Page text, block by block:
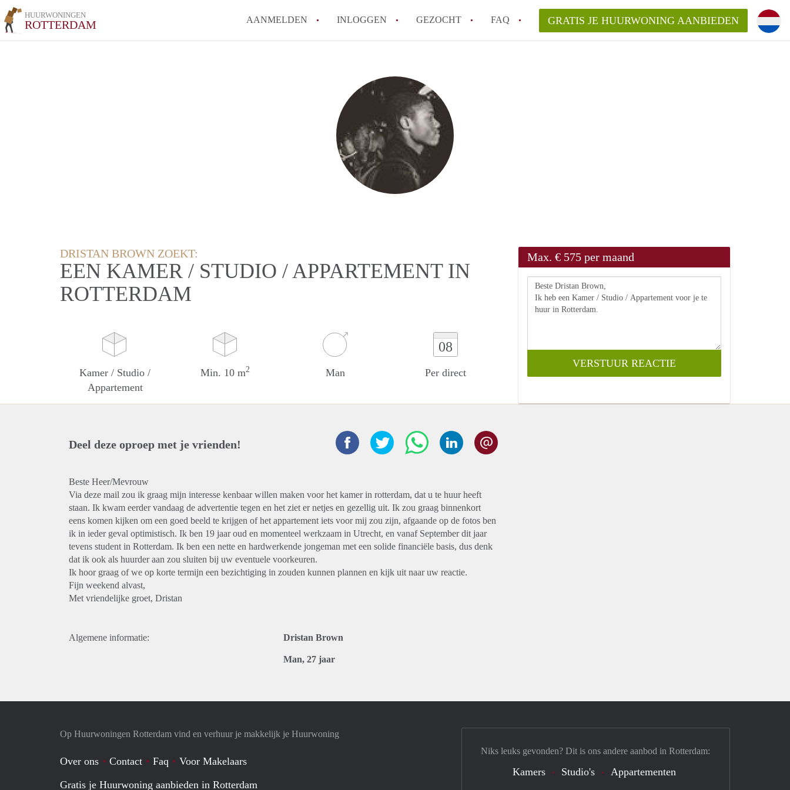
HUURWONINGEN
ROTTERDAM AANMELDEN INLOGGEN GEZOCHT FAQ
How to translate HuurwoningenRotterdam!
Wat is HuurwoningenRotterdam?
Hoeveel kost het om te reageren op een Huurwoning in Rotterdam?
Wat is de privacyverklaring van HuurwoningenRotterdam?
Berekent HuurwoningenRotterdam
makelaarsvergoeding/bemiddelingsvergoeding?
Alle veelgestelde vragen
GRATIS JE HUURWONING AANBIEDEN
DRISTAN BROWN ZOEKT:
EEN KAMER / STUDIO / APPARTEMENT IN
ROTTERDAM
Kamer / Studio /
Appartement
Min. 10 m2 Man
08
Per direct
Max. € 575 per maand
Deel deze oproep met je vrienden!
Beste Heer/Mevrouw
Via deze mail zou ik graag mijn interesse kenbaar willen maken voor het kamer in rotterdam, dat u te huur heeft
staan. Ik kwam eerder vandaag de advertentie tegen en het ziet er netjes en gezellig uit. Ik zou graag binnenkort
eens komen kijken om een goed beeld te krijgen of het appartement iets voor mij zou zijn, afgaande op de fotos ben
ik in ieder geval optimistisch. Ik ben 19 jaar oud en momenteel werkzaam in Utrecht, en vanaf September dit jaar
tevens student in Rotterdam. Ik ben een nette en hardwerkende jongeman met een solide financiële basis, dus denk
dat ik ook als huurder aan zou sluiten bij uw eventuele voorkeuren.
Ik hoor graag of we op korte termijn een bezichtiging in zouden kunnen plannen en kijk uit naar uw reactie.
Fijn weekend alvast,
Met vriendelijke groet, Dristan
Algemene informatie: Dristan Brown
Man, 27 jaar
Op Huurwoningen Rotterdam vind en verhuur je makkelijk je Huurwoning
Over ons Contact Faq
Voor Makelaars
Gratis je Huurwoning aanbieden in Rotterdam
Niks leuks gevonden? Dit is ons andere aanbod in Rotterdam:
Kamers Studio's Appartementen